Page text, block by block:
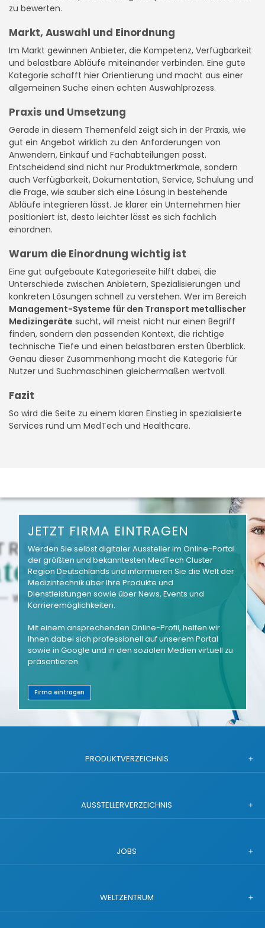
zu bewerten.
Markt, Auswahl und Einordnung
Im Markt gewinnen Anbieter, die Kompetenz, Verfügbarkeit
und belastbare Abläufe miteinander verbinden. Eine gute
Kategorie schafft hier Orientierung und macht aus einer
allgemeinen Suche einen echten Auswahlprozess.
Praxis und Umsetzung
Gerade in diesem Themenfeld zeigt sich in der Praxis, wie
gut ein Angebot wirklich zu den Anforderungen von
Anwendern, Einkauf und Fachabteilungen passt.
Entscheidend sind nicht nur Produktmerkmale, sondern
auch Verfügbarkeit, Dokumentation, Service, Schulung und
die Frage, wie sauber sich eine Lösung in bestehende
Abläufe integrieren lässt. Je klarer ein Unternehmen hier
positioniert ist, desto leichter lässt es sich fachlich
einordnen.
Warum die Einordnung wichtig ist
Eine gut aufgebaute Kategorieseite hilft dabei, die
Unterschiede zwischen Anbietern, Spezialisierungen und
konkreten Lösungen schnell zu verstehen. Wer im Bereich
Management-Systeme für den Transport metallischer
Medizingeräte sucht, will meist nicht nur einen Begriff
finden, sondern den passenden Kontext, die richtige
technische Tiefe und einen belastbaren ersten Überblick.
Genau dieser Zusammenhang macht die Kategorie für
Nutzer und Suchmaschinen gleichermaßen wertvoll.
Fazit
So wird die Seite zu einem klaren Einstieg in spezialisierte
Services rund um MedTech und Healthcare.
JETZT FIRMA EINTRAGEN
Werden Sie selbst digitaler Aussteller im Online-Portal
der größten und bekanntesten MedTech Cluster
Region Deutschlands und informieren Sie die Welt der
Medizintechnik über Ihre Produkte und
Dienstleistungen sowie über News, Events und
Karrieremöglichkeiten.
Mit einem ansprechenden Online-Profil, helfen wir
Ihnen dabei sich professionell auf unserem Portal
sowie in Google und in den sozialen Medien virtuell zu
präsentieren.
Firma eintragen
PRODUKTVERZEICHNIS
AUSSTELLERVERZEICHNIS
JOBS
WELTZENTRUM